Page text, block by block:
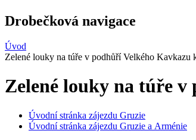
Drobečková navigace
Úvod
Zelené louky na túře v podhůří Velkého Kavkazu
Zelené louky na túře
Úvodní stránka zájezdu Gruzie
Úvodní stránka zájezdu Gruzie a Arménie